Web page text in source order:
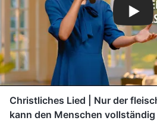
Christliches Lied | Nur der
kann den Menschen